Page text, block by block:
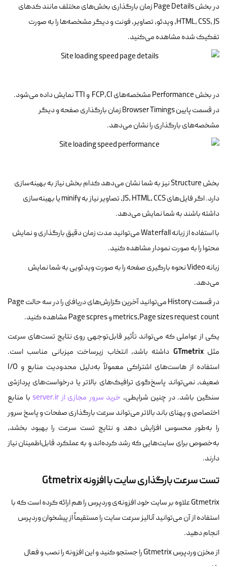
در بخش Page Details زمان بارگذاری بخش‌های مختلف مانند کدهای
HTML، CSS، JS، ویدئو، تصاویر، فونت و دیگر مشخصه‌ها را به صورت
تفکیک شده مشاهده می‌کنید.
در بخش Performance مشخصه‌های FCP،CI و TTI نمایش داده می‌شود.
در قسمت پایین Browser Timings زمان بارگذاری صفحه و دیگر
مشخصه‌های بارگذاری را نشان می‌دهد.
بخش Structure نیز به شما نشان‌ می‌دهد کدام بخش نیاز به بهینه‌سازی
دارد. اگر فایل‌های JS، HTML، CCS، تصاویر نیاز به minify یا بهینه‌سازی
داشته باشند به شما نمایش می‌دهد.
با استفاده از زبانه Waterfall می‌توانید مدت زمان دقیق بارگذاری و نمایش
محتوا را به صورت نمودار مشاهده کنید.
زبانه Video نحوه بارگیری صفحه را به صورت ویدئویی به شما نمایش
می‌دهد.
در قسمت History می‌توانید آخرین گزارش‌های دریافتی را در سه حالت Page
metrics،Page sizes request count و Page scpres مشاهده کنید.
یکی از عواملی که می‌تواند تأثیر قابل‌توجهی روی نتایج تست‌های سرعت
مثلGTmetrix داشته باشد، انتخاب زیرساخت میزبانی مناسب است.
استفاده از هاست‌های اشتراکی معمولاً به‌دلیل محدودیت منابع و I/O
ضعیف، نمی‌تواند پاسخ‌گوی ترافیک‌های بالاتر یا درخواست‌های پردازشی
سنگین باشد. در چنین شرایطی، خرید سرور مجازی از server.ir
با منابع
اختصاصی و پهنای باند بالاتر می‌تواند سرعت بارگذاری صفحات و پاسخ سرور
را به‌طور محسوس افزایش دهد و نتایج تست سرعت را بهبود بخشد،
به‌خصوص برای سایت‌هایی که رشد کرده‌اند و به عملکرد قابل‌اطمینان نیاز
دارند.
تست سرعت بارگذاری سایت با افزونهGtmetrix
Gtmetrix علاوه بر سایت خود افزونه‌ی وردپرس را هم ارائه کرده است که با
استفاده از آن می‌توانید آنالیز سرعت سایت را مستقیماً از پیشخوان وردپرس
انجام دهید.
از مخزن وردپرس Gtmetrix را جستجو کنید و این افزونه را نصب و فعال